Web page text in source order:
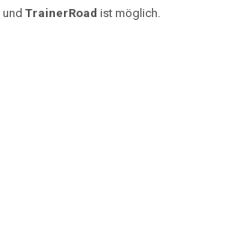
und TrainerRoad ist möglich.